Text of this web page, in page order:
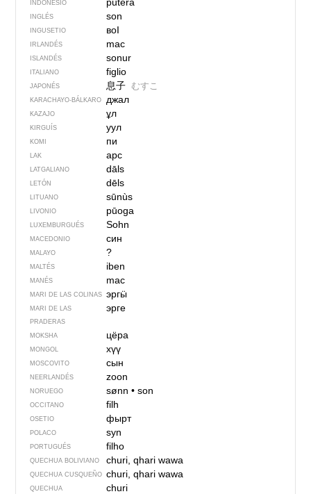
INDONESIO
INGLÉS son
INGUSETIO воI
IRLANDÉS mac
ISLANDÉS sonur
ITALIANO figlio
JAPONÉS 息子 むすこ
KARACHAYO-BÁLKARO джал
KAZAJO ұл
KIRGUÍS уул
KOMI пи
LAK арс
LATGALIANO dāls
LETÓN dēls
LITUANO sūnùs
LIVONIO pūoga
LUXEMBURGUÉS Sohn
MACEDONIO син
MALAYO ?
MALTÉS iben
MANÉS mac
MARI DE LAS COLINAS эргӹ
MARI DE LAS
PRADERAS
эрге
MOKSHA цёра
MONGOL хүү
MOSCOVITO сын
NEERLANDÉS zoon
NORUEGO sønn• son
OCCITANO filh
OSETIO фырт
POLACO syn
PORTUGUÉS filho
QUECHUA BOLIVIANO churi, qhari wawa
QUECHUA CUSQUEÑO churi, qhari wawa
QUECHUA
churi